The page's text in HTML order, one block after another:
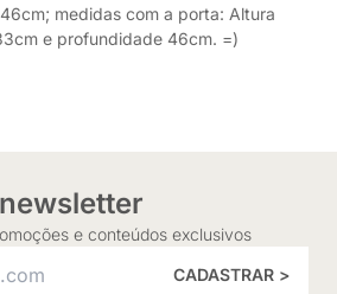
medidas com a porta: Altura
e profundidade 46cm. =)
newsletter
e conteúdos exclusivos
CADASTRAR >